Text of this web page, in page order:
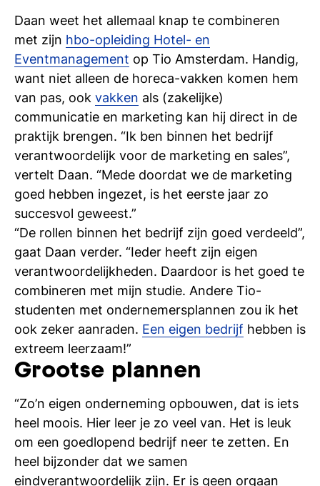
Daan weet het allemaal knap te combineren
met zijn hbo-opleiding Hotel- en
Eventmanagement op Tio Amsterdam. Handig,
want niet alleen de horeca-vakken komen hem
van pas, ook vakken als (zakelijke)
communicatie en marketing kan hij direct in de
praktijk brengen. “Ik ben binnen het bedrijf
verantwoordelijk voor de marketing en sales”,
vertelt Daan. “Mede doordat we de marketing
goed hebben ingezet, is het eerste jaar zo
succesvol geweest.”
“De rollen binnen het bedrijf zijn goed verdeeld”,
gaat Daan verder. “Ieder heeft zijn eigen
verantwoordelijkheden. Daardoor is het goed te
combineren met mijn studie. Andere Tio-
studenten met ondernemersplannen zou ik het
ook zeker aanraden. Een eigen bedrijf hebben is
extreem leerzaam!”
Grootse plannen
“Zo’n eigen onderneming opbouwen, dat is iets
heel moois. Hier leer je zo veel van. Het is leuk
om een goedlopend bedrijf neer te zetten. En
heel bijzonder dat we samen
eindverantwoordelijk zijn. Er is geen orgaan